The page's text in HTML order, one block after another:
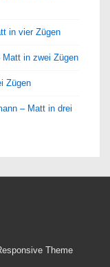
in vier Zügen
in zwei Zügen
Zügen
– Matt in drei
Theme